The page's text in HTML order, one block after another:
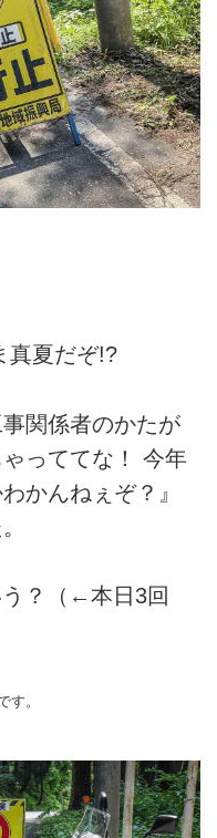
真夏だぞ!?
関係者のかたが
ゃっててな！ 今年
かんねぇぞ？』
？（←本日3回
す。